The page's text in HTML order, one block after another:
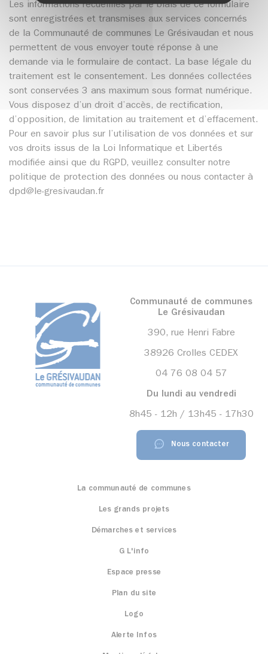
Les informations recueillies par le biais de ce formulaire
sont enregistrées et transmises aux services concernés
de la Communauté de communes Le Grésivaudan et nous
permettent de vous envoyer toute réponse à une
demande via le formulaire de contact. La base légale du
traitement est le consentement. Les données collectées
sont conservées 3 ans maximum sous format numérique.
Vous disposez d’un droit d’accès, de rectification,
d’opposition, de limitation au traitement et d’effacement.
Pour en savoir plus sur l’utilisation de vos données et sur
vos droits issus de la Loi Informatique et Libertés
modifiée ainsi que du RGPD, veuillez consulter notre
politique de protection des données ou nous contacter à
dpd@le-gresivaudan.fr
Communauté de communes
Le Grésivaudan
390, rue Henri Fabre
38926 Crolles CEDEX
04 76 08 04 57
Du lundi au vendredi
8h45 - 12h / 13h45 - 17h30
Nous contacter
La communauté de communes
Les grands projets
Démarches et services
G L'info
Espace presse
Plan du site
Logo
Alerte Infos